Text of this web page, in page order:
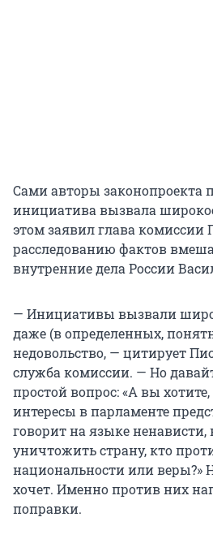
Сами авторы законопроекта
инициатива вызвала
этом заявил глава комиссии
расследованию фактов
внутренние дела России
— Инициативы вызвали
даже (в определенных,
недовольство, — цитирует
служба комиссии. — Но
простой вопрос: «А вы
интересы в парламенте
говорит на языке ненависти,
уничтожить страну, кто
национальности или веры?»
хочет. Именно против них
поправки.